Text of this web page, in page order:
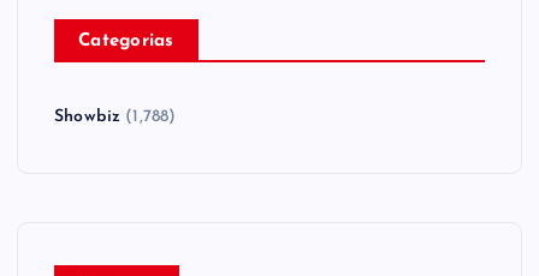
Categorias
Showbiz (1,788)